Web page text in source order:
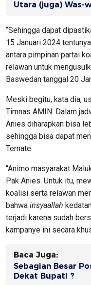
Utara (juga) Was-
“Sehingga dapat
15 Januari 2024
antara pimpinan partai
relawan untuk
Baswedan tanggal 20
Meski begitu, kata dia,
Timnas AMIN. Dalam
Anies diharapkan bisa
sehingga bisa dapat
Ternate.
“Animo masyarakat
Pak Anies. Untuk itu,
koalisi serta relawan
bahwa insyaallah
terjadi karena sudah
kampanye ini secara
Baca Juga:
Sebagian Besar
Dekat Bupati ?